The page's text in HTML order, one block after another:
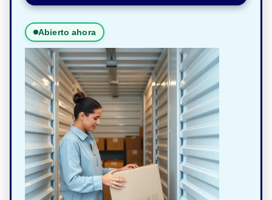
Abierto ahora